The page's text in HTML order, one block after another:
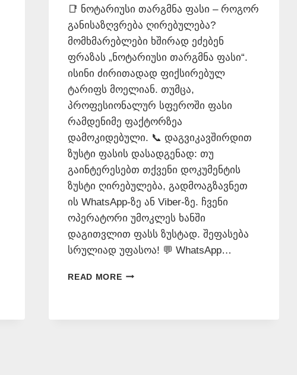
📑 ნოტარიუსი თარგმნა ფასი – როგორ
განისაზღვრება ღირებულება?
მომხმარებლები ხშირად ეძებენ
ფრაზას „ნოტარიუსი თარგმნა ფასი“.
ისინი ძირითადად ფიქსირებულ
ტარიფს მოელიან. თუმცა,
პროფესიონალურ სფეროში ფასი
რამდენიმე ფაქტორზეა
დამოკიდებული. 📞 დაგვიკავშირდით
ზუსტი ფასის დასადგენად: თუ
გაინტერესებთ თქვენი დოკუმენტის
ზუსტი ღირებულება, გადმოაგზავნეთ
ის WhatsApp-ზე ან Viber-ზე. ჩვენი
ოპერატორი უმოკლეს ხანში
დაგითვლით ფასს ზუსტად. შეფასება
სრულიად უფასოა! 💬 WhatsApp…
READ MOREᲜᲝᲢᲐᲠᲘᲣᲡᲘ